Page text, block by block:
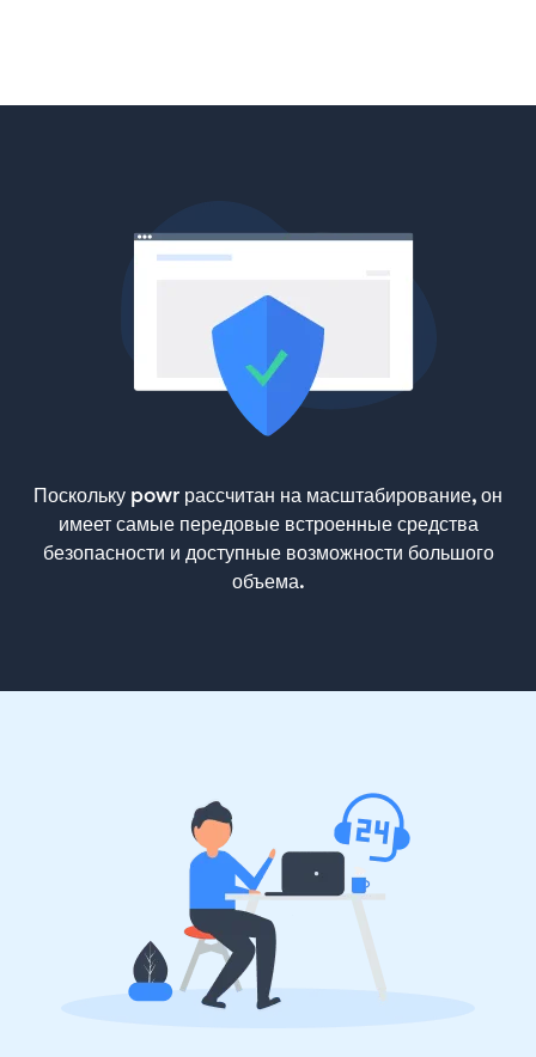
Поскольку powr рассчитан на масштабирование, он
имеет самые передовые встроенные средства
безопасности и доступные возможности большого
объема.